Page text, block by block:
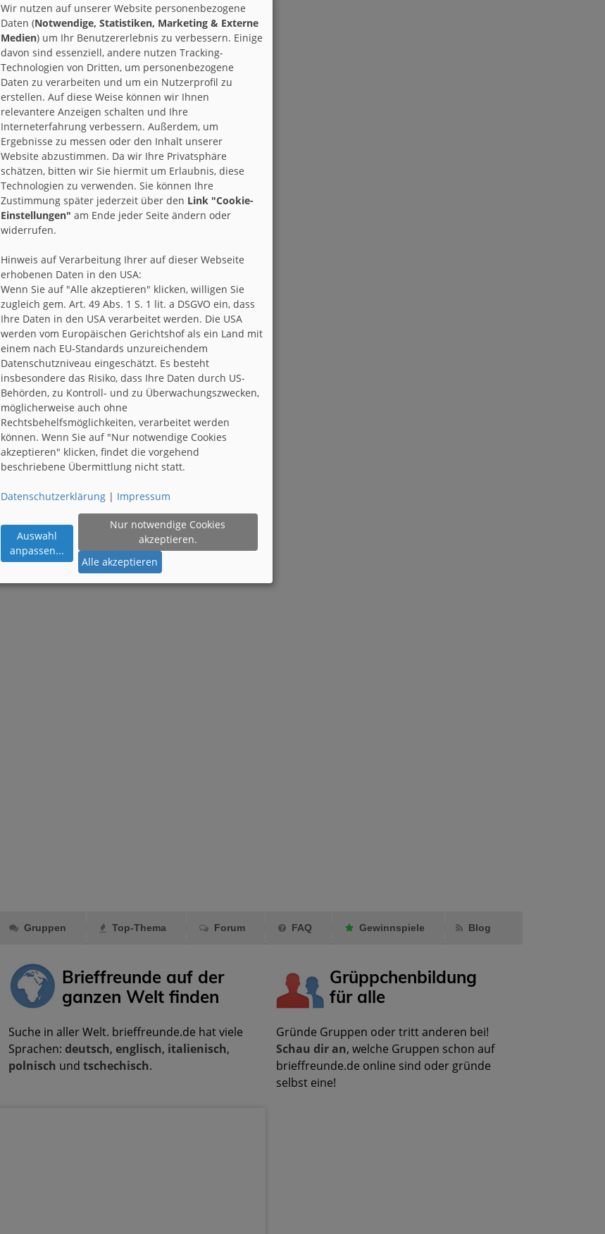
Gruppen Top-Thema Forum FAQ Gewinnspiele Blog
Brieffreunde auf der
ganzen Welt finden
Suche in aller Welt. brieffreunde.de hat viele
Sprachen: deutsch, englisch, italienisch,
polnisch und tschechisch.
Grüppchenbildung
für alle
Gründe Gruppen oder tritt anderen bei!
Schau dir an, welche Gruppen schon auf
brieffreunde.de online sind oder gründe
selbst eine!
Wir nutzen auf unserer Website personenbezogene
Daten (Notwendige, Statistiken, Marketing & Externe
Medien) um Ihr Benutzererlebnis zu verbessern. Einige
davon sind essenziell, andere nutzen Tracking-
Technologien von Dritten, um personenbezogene
Daten zu verarbeiten und um ein Nutzerprofil zu
erstellen. Auf diese Weise können wir Ihnen
relevantere Anzeigen schalten und Ihre
Interneterfahrung verbessern. Außerdem, um
Ergebnisse zu messen oder den Inhalt unserer
Website abzustimmen. Da wir Ihre Privatsphäre
schätzen, bitten wir Sie hiermit um Erlaubnis, diese
Technologien zu verwenden. Sie können Ihre
Zustimmung später jederzeit über den Link "Cookie-
Einstellungen" am Ende jeder Seite ändern oder
widerrufen.
Hinweis auf Verarbeitung Ihrer auf dieser Webseite
erhobenen Daten in den USA:
Wenn Sie auf "Alle akzeptieren" klicken, willigen Sie
zugleich gem. Art. 49 Abs. 1 S. 1 lit. a DSGVO ein, dass
Ihre Daten in den USA verarbeitet werden. Die USA
werden vom Europäischen Gerichtshof als ein Land mit
einem nach EU-Standards unzureichendem
Datenschutzniveau eingeschätzt. Es besteht
insbesondere das Risiko, dass Ihre Daten durch US-
Behörden, zu Kontroll- und zu Überwachungszwecken,
möglicherweise auch ohne
Rechtsbehelfsmöglichkeiten, verarbeitet werden
können. Wenn Sie auf "Nur notwendige Cookies
akzeptieren" klicken, findet die vorgehend
beschriebene Übermittlung nicht statt.
Datenschutzerklärung | Impressum
Auswahl
anpassen...
Nur notwendige Cookies
akzeptieren.
Alle akzeptieren